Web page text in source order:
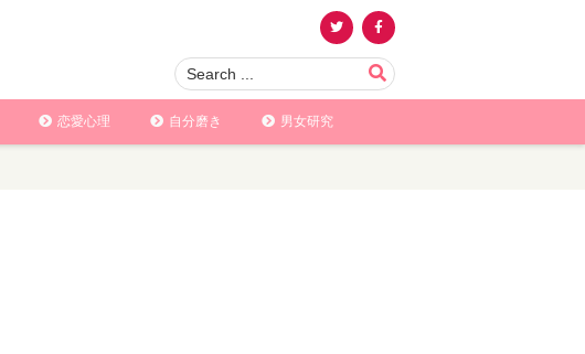
恋愛心理 自分磨き 男女研究